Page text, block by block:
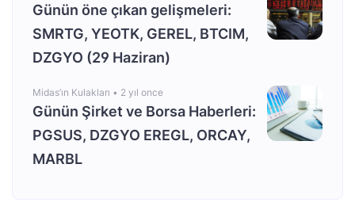
Günün öne çıkan gelişmeleri:
SMRTG, YEOTK, GEREL, BTCIM,
DZGYO (29 Haziran)
Midas’ın Kulakları • 2 yıl once
Günün Şirket ve Borsa Haberleri:
PGSUS, DZGYO EREGL, ORCAY,
MARBL